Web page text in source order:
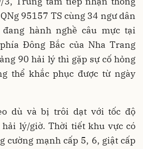
95157 TS cùng 34 ngư dân
hành nghề câu mực tại
Đông Bắc của Nha Trang
90 hải lý thì gặp sự cố hỏng
thể khắc phục được từ ngày
dù và bị trôi dạt với tốc độ
lý/giờ. Thời tiết khu vực có
cường mạnh cấp 5, 6, giật cấp